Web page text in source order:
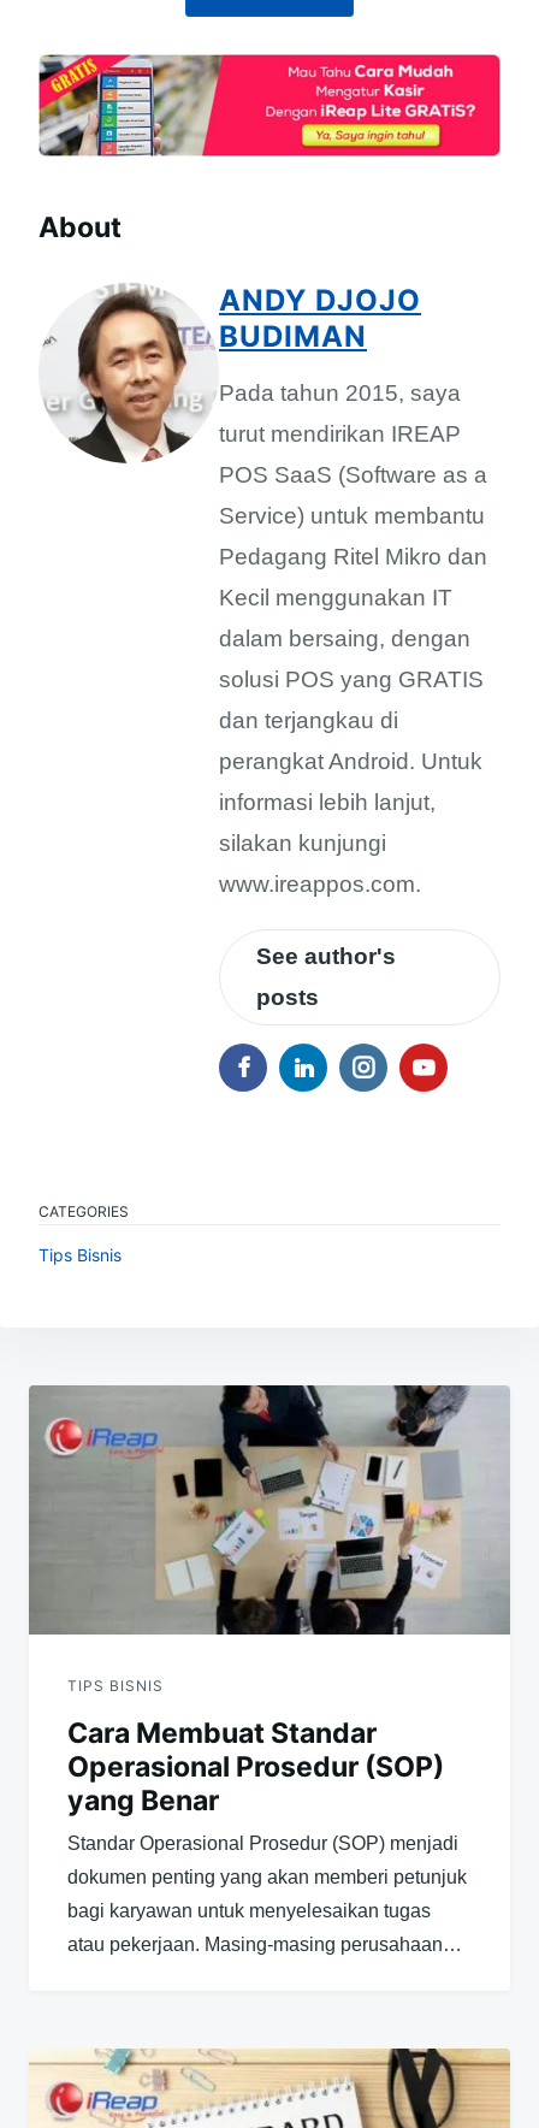
About
ANDY DJOJO
BUDIMAN
Pada tahun 2015, saya
turut mendirikan IREAP
POS SaaS (Software as a
Service) untuk membantu
Pedagang Ritel Mikro dan
Kecil menggunakan IT
dalam bersaing, dengan
solusi POS yang GRATIS
dan terjangkau di
perangkat Android. Untuk
informasi lebih lanjut,
silakan kunjungi
www.ireappos.com.
See author's
posts
CATEGORIES
Tips Bisnis
pos
TIPS BISNIS
Cara Membuat Standar
Operasional Prosedur (SOP)
yang Benar
Standar Operasional Prosedur (SOP) menjadi
dokumen penting yang akan memberi petunjuk
bagi karyawan untuk menyelesaikan tugas
atau pekerjaan. Masing-masing perusahaan…